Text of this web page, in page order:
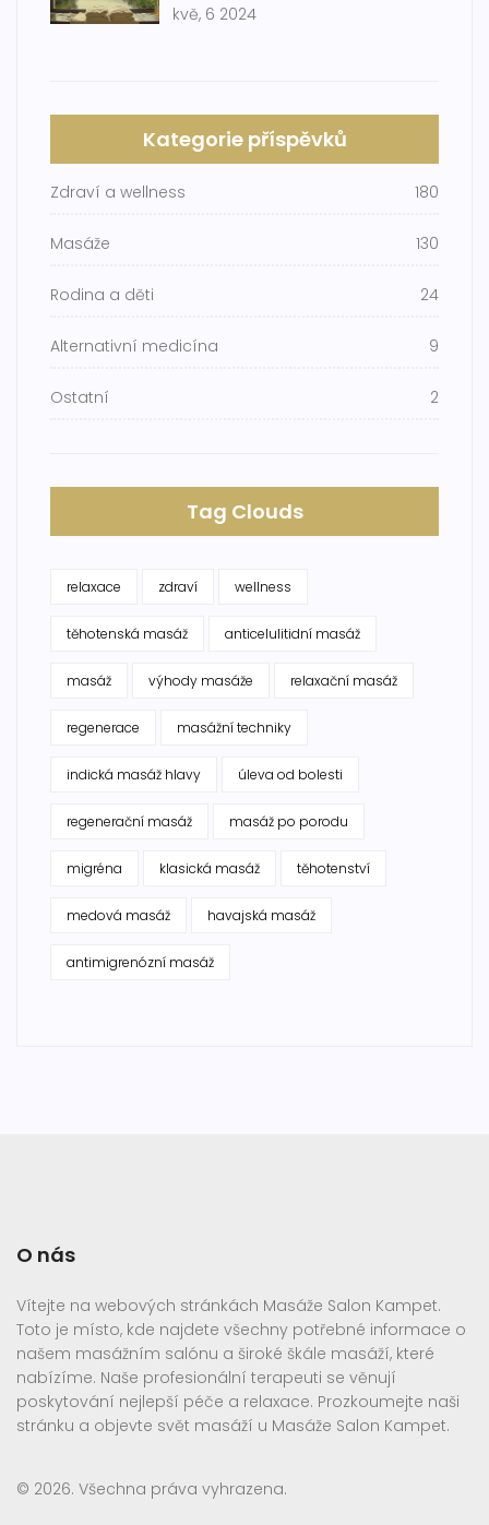
kvě, 6 2024
Kategorie příspěvků
Zdraví a wellness 180
Masáže 130
Rodina a děti 24
Alternativní medicína 9
Ostatní 2
Tag Clouds
relaxace zdraví wellness
těhotenská masáž anticelulitidní masáž
masáž výhody masáže relaxační masáž
regenerace masážní techniky
indická masáž hlavy úleva od bolesti
regenerační masáž masáž po porodu
migréna klasická masáž těhotenství
medová masáž havajská masáž
antimigrenózní masáž
O nás
Vítejte na webových stránkách Masáže Salon Kampet.
Toto je místo, kde najdete všechny potřebné informace o
našem masážním salónu a široké škále masáží, které
nabízíme. Naše profesionální terapeuti se věnují
poskytování nejlepší péče a relaxace. Prozkoumejte naši
stránku a objevte svět masáží u Masáže Salon Kampet.
© 2026. Všechna práva vyhrazena.